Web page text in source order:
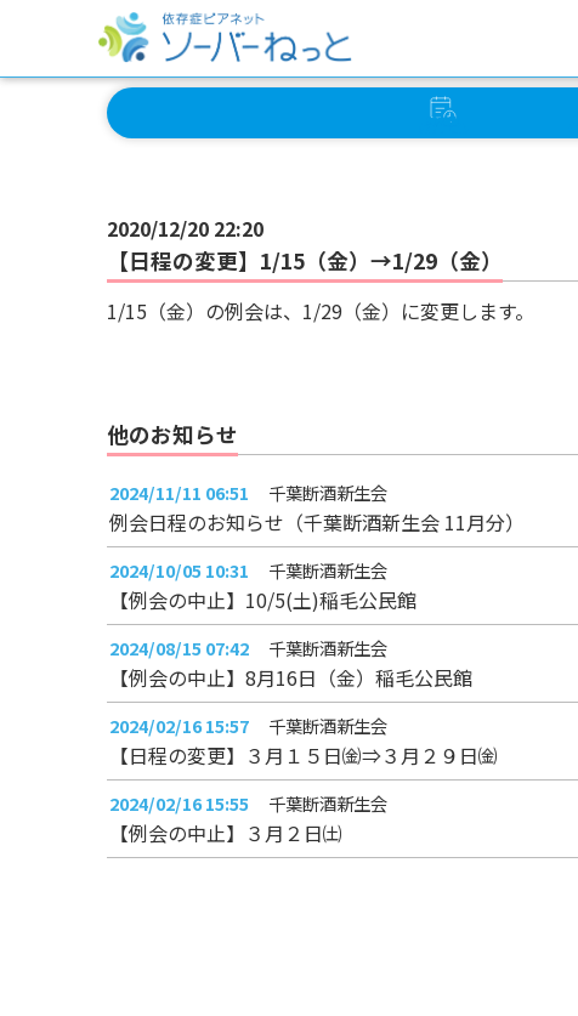
イベント
2020/12/20 22:20
【日程の変更】1/15（金）→1/29（金）
1/15（金）の例会は、1/29（金）に変更します。
他のお知らせ
2024/11/11 06:51 千葉断酒新生会
例会日程のお知らせ（千葉断酒新生会 11月分）
2024/10/05 10:31 千葉断酒新生会
【例会の中止】10/5(土)稲毛公民館
2024/08/15 07:42 千葉断酒新生会
【例会の中止】8月16日（金）稲毛公民館
2024/02/16 15:57 千葉断酒新生会
【日程の変更】３月１５日㈮⇒３月２９日㈮
2024/02/16 15:55 千葉断酒新生会
【例会の中止】３月２日㈯